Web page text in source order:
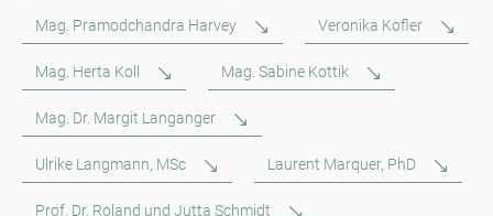
Mag. Pramodchandra Harvey Veronika Kofler
Mag. Herta Koll Mag. Sabine Kottik
Mag. Dr. Margit Langanger
Ulrike Langmann, MSc Laurent Marquer, PhD
Prof. Dr. Roland und Jutta Schmidt